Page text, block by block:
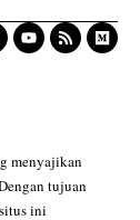
menyajikan
tujuan
ini